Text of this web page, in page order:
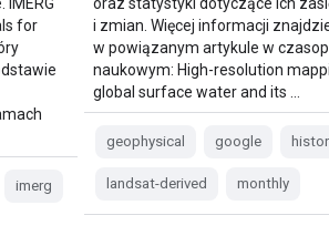
for
imerg
i zmian. Więcej informacji
w powiązanym artykule w
naukowym: High-resolution
global surface water and its …
geophysical google
landsat-derived monthly